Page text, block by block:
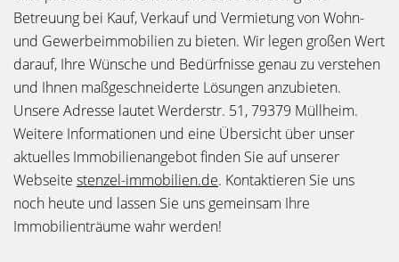
Betreuung bei Kauf, Verkauf und Vermietung von Wohn-
und Gewerbeimmobilien zu bieten. Wir legen großen Wert
darauf, Ihre Wünsche und Bedürfnisse genau zu verstehen
und Ihnen maßgeschneiderte Lösungen anzubieten.
Unsere Adresse lautet Werderstr. 51, 79379 Müllheim.
Weitere Informationen und eine Übersicht über unser
aktuelles Immobilienangebot finden Sie auf unserer
Webseite stenzel-immobilien.de. Kontaktieren Sie uns
noch heute und lassen Sie uns gemeinsam Ihre
Immobilienträume wahr werden!